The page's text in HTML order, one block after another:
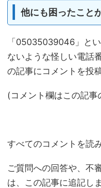
他にも困ったこと
「05035039046」と
ないような怪しい電話
の記事にコメントを投
(コメント欄はこの記事
すべてのコメントを読
ご質問への回答や、不
は、この記事に追記し